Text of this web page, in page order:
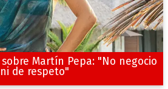
Martín Pepa: "No negocio
de respeto"